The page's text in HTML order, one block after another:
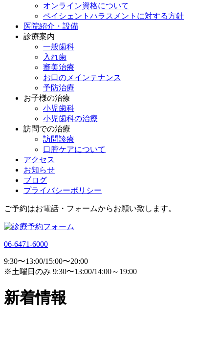
オンライン資格について
ペイシェントハラスメントに対する方針
医院紹介・設備
診療案内
一般歯科
入れ歯
審美治療
お口のメインテナンス
予防治療
お子様の治療
小児歯科
小児歯科の治療
訪問での治療
訪問診療
口腔ケアについて
アクセス
お知らせ
ブログ
プライバシーポリシー
ご予約はお電話・フォームからお願い致します。
06-6471-6000
9:30〜13:00/15:00〜20:00
※土曜日のみ 9:30〜13:00/14:00～19:00
新着情報